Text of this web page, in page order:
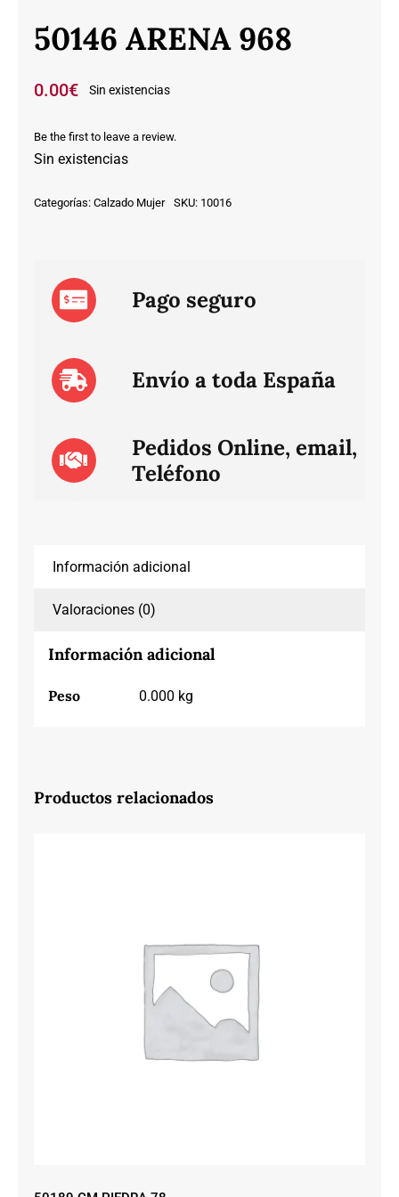
50146 ARENA 968
0.00€ Sin existencias
Be the first to leave a review.
Sin existencias
Categorías: Calzado Mujer SKU: 10016
Pago seguro
Envío a toda España
Pedidos Online, email,
Teléfono
Información adicional
Valoraciones (0)
Información adicional
Peso 0.000 kg
Productos relacionados
50189 CM PIEDRA 78